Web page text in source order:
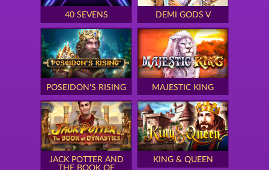
40 SEVENS DEMI GODS V
POSEIDON'S RISING MAJESTIC KING
JACK POTTER AND
THE BOOK OF
KING & QUEEN